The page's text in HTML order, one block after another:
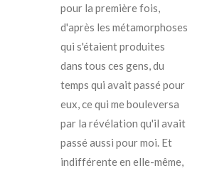
pour la première fois,
d'après les métamorphoses
qui s'étaient produites
dans tous ces gens, du
temps qui avait passé pour
eux, ce qui me bouleversa
par la révélation qu'il avait
passé aussi pour moi. Et
indifférente en elle-même,